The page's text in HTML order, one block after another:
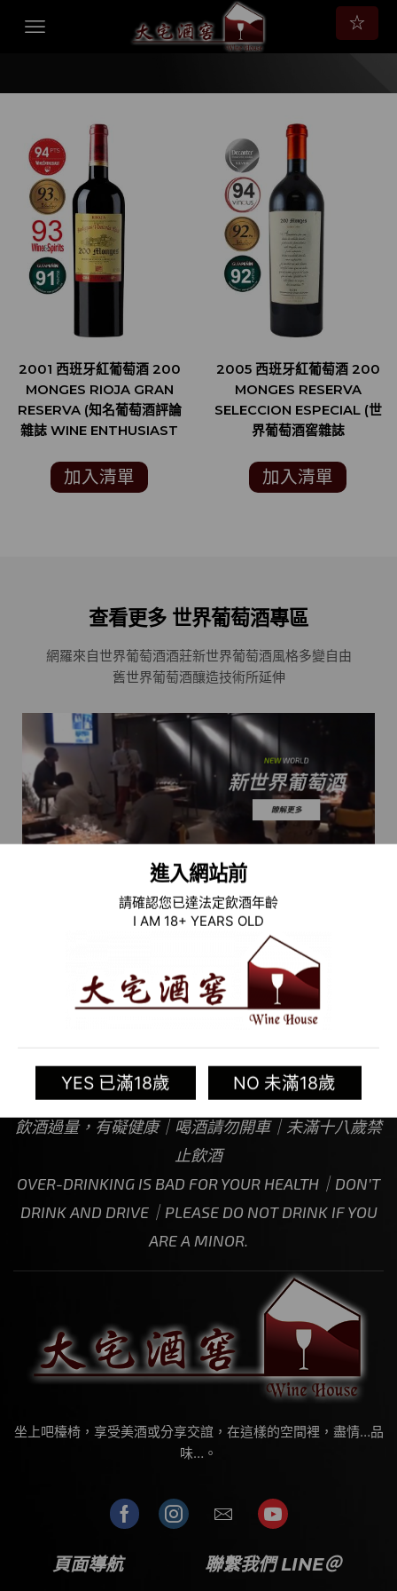
進入網站前
請確認您已達法定飲酒年齡
I AM 18+ YEARS OLD
YES 已滿18歲 NO 未滿18歲
☆
2001 西班牙紅葡萄酒 200
MONGES RIOJA GRAN
RESERVA (知名葡萄酒評論
雜誌 WINE ENTHUSIAST
加入清單
2005 西班牙紅葡萄酒 200
MONGES RESERVA
SELECCION ESPECIAL (世
界葡萄酒窖雜誌
CELLAR 94分)
加入清單
查看更多 世界葡萄酒專區
網羅來自世界葡萄酒酒莊新世界葡萄酒風格多變自由
舊世界葡萄酒釀造技術所延伸
飲酒過量，有礙健康｜喝酒請勿開車｜未滿十八歲禁
止飲酒
OVER-DRINKING IS BAD FOR YOUR HEALTH｜DON’T
DRINK AND DRIVE｜PLEASE DO NOT DRINK IF YOU
ARE A MINOR.
坐上吧檯椅，享受美酒或分享交誼，在這樣的空間裡，盡情…品
味…。
頁面導航 聯繫我們 LINE＠